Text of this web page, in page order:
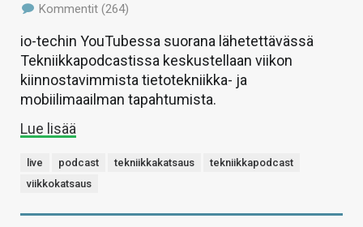
Kommentit (264)
io-techin YouTubessa suorana lähetettävässä
Tekniikkapodcastissa keskustellaan viikon
kiinnostavimmista tietotekniikka- ja
mobiilimaailman tapahtumista.
Lue lisää
live podcast tekniikkakatsaus
tekniikkapodcast
viikkokatsaus